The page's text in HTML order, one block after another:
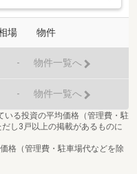
場 物件
- 物件一覧へ
- 物件一覧へ
る投資の平均価格（管理費・駐
し3戸以上の掲載があるものに
格（管理費・駐車場代などを除